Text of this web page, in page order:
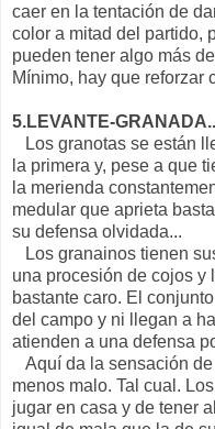
caer en la tentación de
color a mitad del partido,
pueden tener algo más
Mínimo, hay que reforzar
5.LEVANTE-
Los granotas se están
la primera y, pese a que
la merienda
medular que aprieta
su defensa olvidada...
Los granainos tienen
una procesión de cojos y
bastante caro. El
del campo y ni llegan a
atienden a una defensa
Aquí da la sensación
menos malo. Tal cual.
jugar en casa y de tener